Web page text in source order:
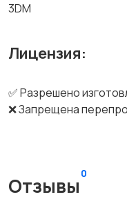
3DM
Лицензия:
✅ Разрешено
❌ Запрещена
Отзывы
0